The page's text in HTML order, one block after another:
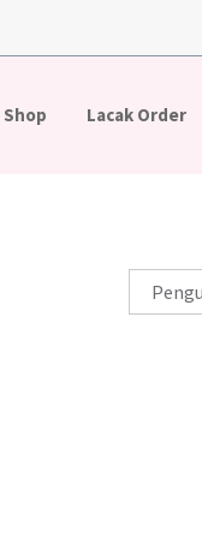
Shop Lacak Order